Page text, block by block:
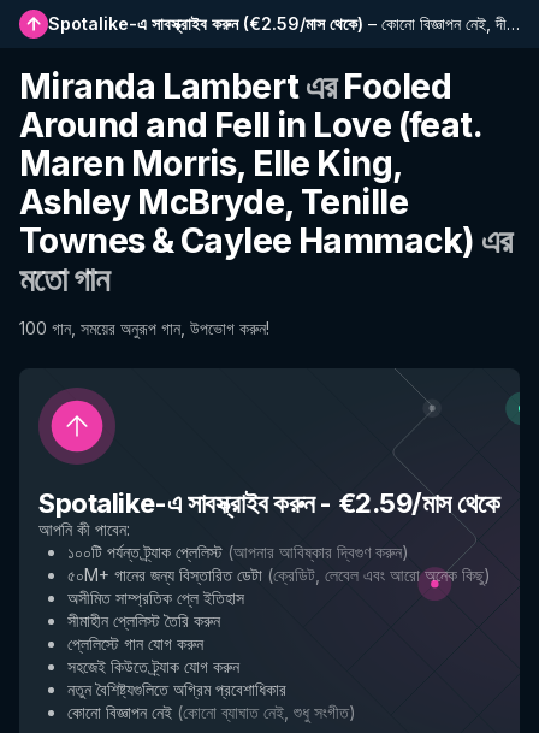
Spotalike-এ সাবস্ক্রাইব করুন(€2.59/মাস থেকে) – কোনো বিজ্ঞাপন নেই, দীর্ঘতর প্লেলিস্ট, সম্পূর্ণ ইতিহাস এবং নতুন বৈশিষ্ট্যে প্রাথমিক প্রবেশাধিকার
Miranda LambertএরFooled
Around and Fell in Love (feat.
Maren Morris, Elle King,
Ashley McBryde, Tenille
Townes & Caylee Hammack) এর
মতো গান
100 গান, সময়ের অনুরূপ গান, উপভোগ করুন!
Spotalike-এ সাবস্ক্রাইব করুন- €2.59/মাস থেকে
আপনি কী পাবেন:
১০০টি পর্যন্ত ট্র্যাক প্লেলিস্ট (আপনার আবিষ্কার দ্বিগুণ করুন)
৫০M+ গানের জন্য বিস্তারিত ডেটা (ক্রেডিট, লেবেল এবং আরো অনেক কিছু)
অসীমিত সাম্প্রতিক প্লে ইতিহাস
সীমাহীন প্লেলিস্ট তৈরি করুন
প্লেলিস্টে গান যোগ করুন
সহজেই কিউতে ট্র্যাক যোগ করুন
নতুন বৈশিষ্ট্যগুলিতে অগ্রিম প্রবেশাধিকার
কোনো বিজ্ঞাপন নেই (কোনো ব্যাঘাত নেই, শুধু সংগীত)